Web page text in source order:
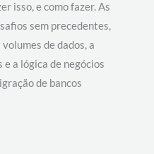
isso, e como fazer. As
sem precedentes,
de dados, a
a lógica de negócios
de bancos